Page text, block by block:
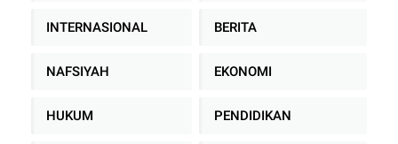
INTERNASIONAL BERITA
NAFSIYAH EKONOMI
HUKUM PENDIDIKAN